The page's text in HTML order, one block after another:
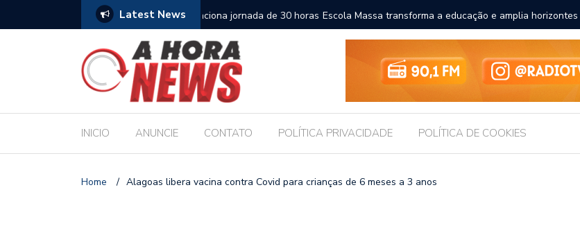
Latest News
escolares e sanciona jornada de 30 horas
Escola Massa transforma a educação e amplia horizontes para estudantes da rede
pública de Maceió
INICIO ANUNCIE CONTATO POLÍTICA PRIVACIDADE POLÍTICA DE COOKIES
Home / Alagoas libera vacina contra Covid para crianças de 6 meses a 3 anos